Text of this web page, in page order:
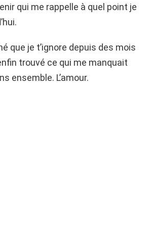
qui me rappelle à quel point je
que je t’ignore depuis des mois
trouvé ce qui me manquait
ensemble. L’amour.